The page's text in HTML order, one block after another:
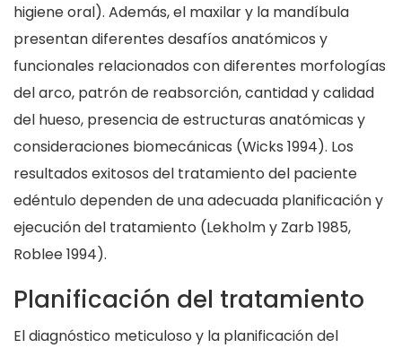
higiene oral). Además, el maxilar y la mandíbula
presentan diferentes desafíos anatómicos y
funcionales relacionados con diferentes morfologías
del arco, patrón de reabsorción, cantidad y calidad
del hueso, presencia de estructuras anatómicas y
consideraciones biomecánicas (Wicks 1994). Los
resultados exitosos del tratamiento del paciente
edéntulo dependen de una adecuada planificación y
ejecución del tratamiento (Lekholm y Zarb 1985,
Roblee 1994).
Planificación del tratamiento
El diagnóstico meticuloso y la planificación del